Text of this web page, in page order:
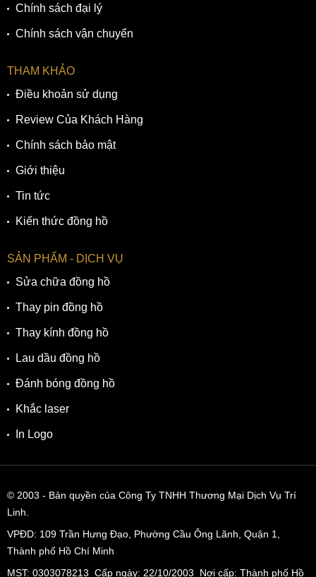
Chính sách đại lý
Chính sách vận chuyển
THAM KHẢO
Điều khoản sử dụng
Review Của Khách Hàng
Chính sách bảo mật
Giới thiệu
Tin tức
Kiến thức đồng hồ
SẢN PHẨM - DỊCH VỤ
Sửa chữa đồng hồ
Thay pin đồng hồ
Thay kính đồng hồ
Lau dầu đồng hồ
Đánh bóng đồng hồ
Khắc laser
In Logo
© 2003 - Bản quyền của Công Ty TNHH Thương Mại Dịch Vụ Trí
Linh.
VPĐD: 109 Trần Hưng Đạo, Phường Cầu Ông Lãnh, Quận 1,
Thành phố Hồ Chí Minh
MST: 0303078213 Cấp ngày: 22/10/2003 Nơi cấp: Thành phố Hồ